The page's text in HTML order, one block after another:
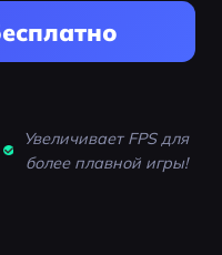
Увеличивает FPS для
более плавной игры!